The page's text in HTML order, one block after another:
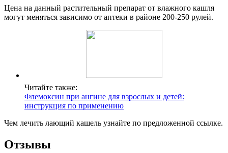
Цена на данный растительный препарат от влажного кашля
могут меняться зависимо от аптеки в районе 200-250 рулей.
Читайте также:
Флемоксин при ангине для взрослых и детей:
инструкция по применению
Чем лечить лающий кашель узнайте по предложенной ссылке.
Отзывы